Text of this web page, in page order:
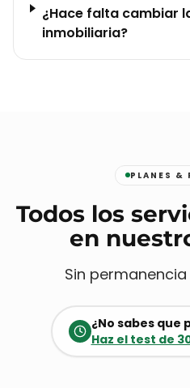
¿Hace falta cambiar
inmobiliaria?
PLANES &
Todos los
en
Sin
¿No sabes que
Haz el test de